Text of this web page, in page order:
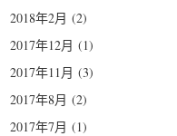
2018年2月 (2)
2017年12月 (1)
2017年11月 (3)
2017年8月 (2)
2017年7月 (1)